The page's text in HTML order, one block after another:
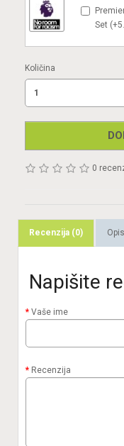
Set
Količina
0
Recenzija (0) Opis
Napišite
Vaše ime
Recenzija